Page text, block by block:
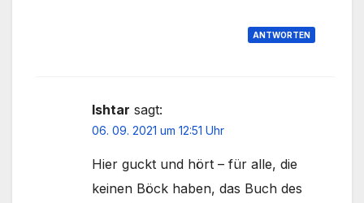
ANTWORTEN
Ishtar sagt:
06. 09. 2021 um 12:51 Uhr
Hier guckt und hört – für alle, die
keinen Böck haben, das Buch des